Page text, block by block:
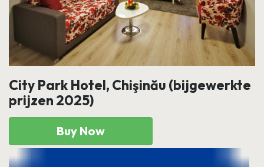
City Park Hotel, Chişinău (bijgewerkte
prijzen 2025)
Buy Now